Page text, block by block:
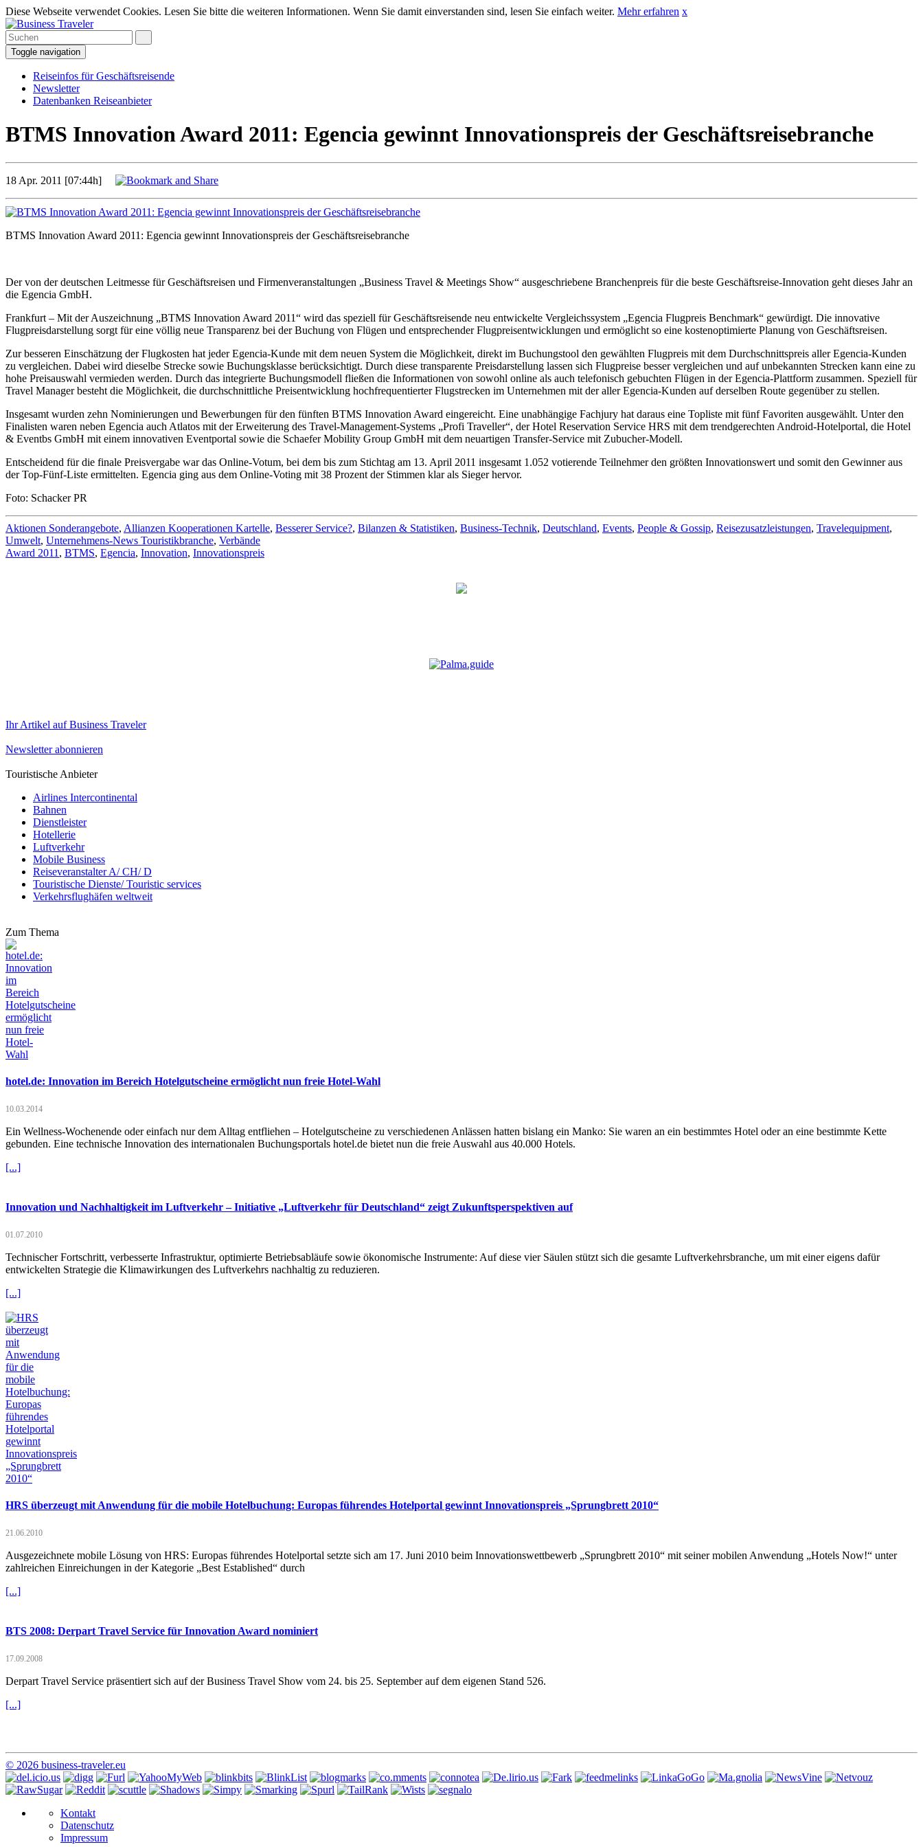
Diese Webseite verwendet Cookies. Lesen Sie bitte die weiteren Informationen. Wenn Sie damit einverstanden sind, lesen Sie einfach weiter. Mehr erfahren x
Toggle navigation
Reiseinfos für Geschäftsreisende
Newsletter
Datenbanken Reiseanbieter
BTMS Innovation Award 2011: Egencia gewinnt Innovationspreis der Geschäftsreisebranche
18 Apr. 2011 [07:44h]
BTMS Innovation Award 2011: Egencia gewinnt Innovationspreis der Geschäftsreisebranche
Der von der deutschen Leitmesse für Geschäftsreisen und Firmenveranstaltungen „Business Travel & Meetings Show“ ausgeschriebene Branchenpreis für die beste Geschäftsreise-Innovation geht dieses Jahr an
die Egencia GmbH.
Frankfurt – Mit der Auszeichnung „BTMS Innovation Award 2011“ wird das speziell für Geschäftsreisende neu entwickelte Vergleichssystem „Egencia Flugpreis Benchmark“ gewürdigt. Die innovative
Flugpreisdarstellung sorgt für eine völlig neue Transparenz bei der Buchung von Flügen und entsprechender Flugpreisentwicklungen und ermöglicht so eine kostenoptimierte Planung von Geschäftsreisen.
Zur besseren Einschätzung der Flugkosten hat jeder Egencia-Kunde mit dem neuen System die Möglichkeit, direkt im Buchungstool den gewählten Flugpreis mit dem Durchschnittspreis aller Egencia-Kunden
zu vergleichen. Dabei wird dieselbe Strecke sowie Buchungsklasse berücksichtigt. Durch diese transparente Preisdarstellung lassen sich Flugpreise besser vergleichen und auf unbekannten Strecken kann eine zu
hohe Preisauswahl vermieden werden. Durch das integrierte Buchungsmodell fließen die Informationen von sowohl online als auch telefonisch gebuchten Flügen in der Egencia-Plattform zusammen. Speziell für
Travel Manager besteht die Möglichkeit, die durchschnittliche Preisentwicklung hochfrequentierter Flugstrecken im Unternehmen mit der aller Egencia-Kunden auf derselben Route gegenüber zu stellen.
Insgesamt wurden zehn Nominierungen und Bewerbungen für den fünften BTMS Innovation Award eingereicht. Eine unabhängige Fachjury hat daraus eine Topliste mit fünf Favoriten ausgewählt. Unter den
Finalisten waren neben Egencia auch Atlatos mit der Erweiterung des Travel-Management-Systems „Profi Traveller“, der Hotel Reservation Service HRS mit dem trendgerechten Android-Hotelportal, die Hotel
& Eventbs GmbH mit einem innovativen Eventportal sowie die Schaefer Mobility Group GmbH mit dem neuartigen Transfer-Service mit Zubucher-Modell.
Entscheidend für die finale Preisvergabe war das Online-Votum, bei dem bis zum Stichtag am 13. April 2011 insgesamt 1.052 votierende Teilnehmer den größten Innovationswert und somit den Gewinner aus
der Top-Fünf-Liste ermittelten. Egencia ging aus dem Online-Voting mit 38 Prozent der Stimmen klar als Sieger hervor.
Foto: Schacker PR
Aktionen Sonderangebote, Allianzen Kooperationen Kartelle, Besserer Service?, Bilanzen & Statistiken, Business-Technik, Deutschland, Events, People & Gossip, Reisezusatzleistungen, Travelequipment,
Umwelt, Unternehmens-News Touristikbranche, Verbände
Award 2011 , BTMS, Egencia, Innovation, Innovationspreis
Ihr Artikel auf Business Traveler
Newsletter abonnieren
Touristische Anbieter
Airlines Intercontinental
Bahnen
Dienstleister
Hotellerie
Luftverkehr
Mobile Business
Reiseveranstalter A/ CH/ D
Touristische Dienste/ Touristic services
Verkehrsflughäfen weltweit
Zum Thema
hotel.de: Innovation im Bereich Hotelgutscheine ermöglicht nun freie Hotel-Wahl
10.03.2014
Ein Wellness-Wochenende oder einfach nur dem Alltag entfliehen – Hotelgutscheine zu verschiedenen Anlässen hatten bislang ein Manko: Sie waren an ein bestimmtes Hotel oder an eine bestimmte Kette
gebunden. Eine technische Innovation des internationalen Buchungsportals hotel.de bietet nun die freie Auswahl aus 40.000 Hotels.
[...]
Innovation und Nachhaltigkeit im Luftverkehr – Initiative „Luftverkehr für Deutschland“ zeigt Zukunftsperspektiven auf
01.07.2010
Technischer Fortschritt, verbesserte Infrastruktur, optimierte Betriebsabläufe sowie ökonomische Instrumente: Auf diese vier Säulen stützt sich die gesamte Luftverkehrsbranche, um mit einer eigens dafür
entwickelten Strategie die Klimawirkungen des Luftverkehrs nachhaltig zu reduzieren.
[...]
HRS überzeugt mit Anwendung für die mobile Hotelbuchung: Europas führendes Hotelportal gewinnt Innovationspreis „Sprungbrett 2010“
21.06.2010
Ausgezeichnete mobile Lösung von HRS: Europas führendes Hotelportal setzte sich am 17. Juni 2010 beim Innovationswettbewerb „Sprungbrett 2010“ mit seiner mobilen Anwendung „Hotels Now!“ unter
zahlreichen Einreichungen in der Kategorie „Best Established“ durch
[...]
BTS 2008: Derpart Travel Service für Innovation Award nominiert
17.09.2008
Derpart Travel Service präsentiert sich auf der Business Travel Show vom 24. bis 25. September auf dem eigenen Stand 526.
[...]
© 2026 business-traveler.eu
Kontakt
Datenschutz
Impressum